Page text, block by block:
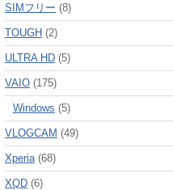
SIMフリー (8)
TOUGH (2)
ULTRA HD(5)
VAIO(175)
Windows (5)
VLOGCAM (49)
Xperia(68)
XQD(6)